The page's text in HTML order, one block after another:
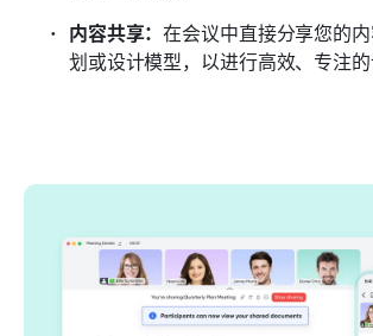
内容共享：在会议中直接分享您的
划或设计模型，以进行高效、专注的